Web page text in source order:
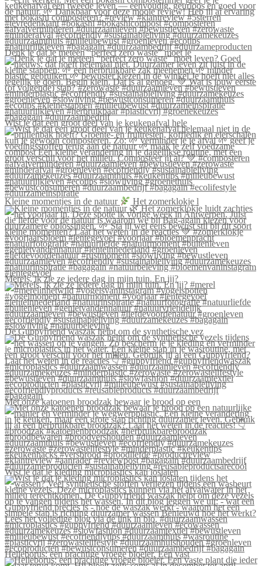
Denk je dat je meteen “perfect zero waste” moet le
Wist je dat een groot deel van je keukenafval hele
Kleine momentjes in de natuur Het zomerklokje l
Merels, ik zie ze iedere dag in mijn tuin. En jij?
De Guppyfriend waszak helpt om de synthetische vez
Met onze katoenen broodzak bewaar je brood op een
Wist je dat je kleding microplastics kan loslaten
Helleborus: een prachtige vroege bloeier. Een vast